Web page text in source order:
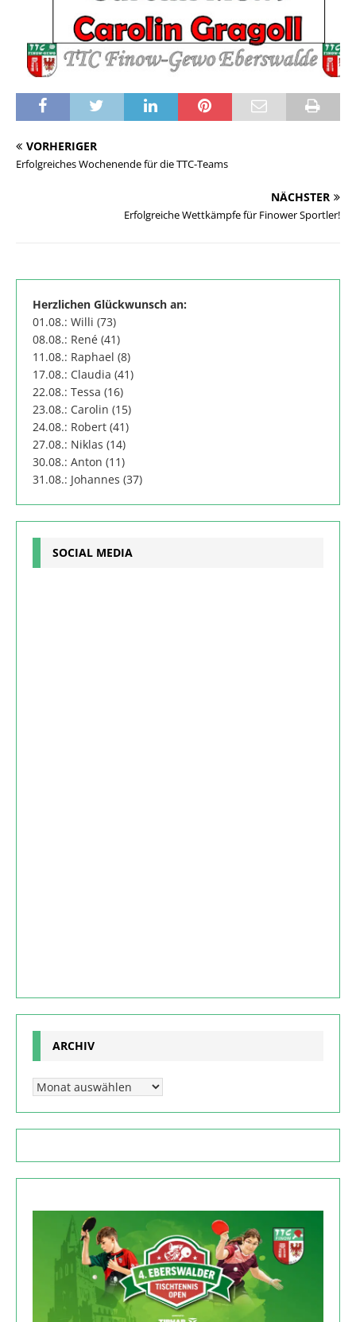
VORHERIGER
Erfolgreiches Wochenende für die TTC-Teams
NÄCHSTER
Erfolgreiche Wettkämpfe für Finower Sportler!
Herzlichen Glückwunsch an:
01.08.: Willi (73)
08.08.: René (41)
11.08.: Raphael (8)
17.08.: Claudia (41)
22.08.: Tessa (16)
23.08.: Carolin (15)
24.08.: Robert (41)
27.08.: Niklas (14)
30.08.: Anton (11)
31.08.: Johannes (37)
SOCIAL MEDIA
ARCHIV